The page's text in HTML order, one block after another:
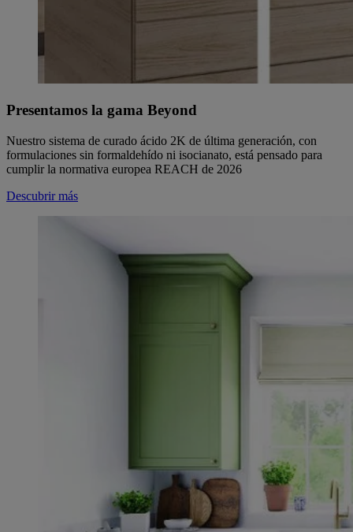
Presentamos la gama Beyond
Nuestro sistema de curado ácido 2K de última generación, con
formulaciones sin formaldehído ni isocianato, está pensado para
cumplir la normativa europea REACH de 2026
Descubrir más